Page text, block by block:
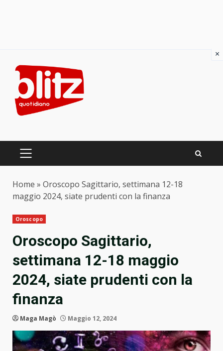
content
PRIMARY
Home » Oroscopo Sagittario, settimana 12-18
maggio 2024, siate prudenti con la finanza
Oroscopo
Oroscopo Sagittario,
settimana 12-18 maggio
2024, siate prudenti con la
finanza
Maga Magò Maggio 12, 2024
×